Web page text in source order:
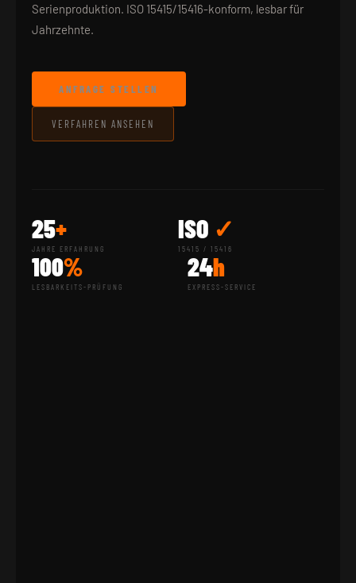
Serienproduktion. ISO 15415/15416-konform, lesbar für
Jahrzehnte.
ANFRAGE STELLEN
VERFAHREN ANSEHEN
25+
JAHRE ERFAHRUNG
ISO ✓
15415 / 15416
100%
LESBARKEITS-PRÜFUNG
24h
EXPRESS-SERVICE